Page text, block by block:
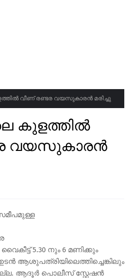
വീണ് രണ്ടര വയസുകാരൻ മരിച്ചു
കുളത്തിൽ
വയസുകാരൻ
5.30 നും 6 മണിക്കും
ആശുപത്രിയിലെത്തിച്ചെങ്കിലും
ആദൂർ പൊലീസ് സ്റ്റേഷൻ